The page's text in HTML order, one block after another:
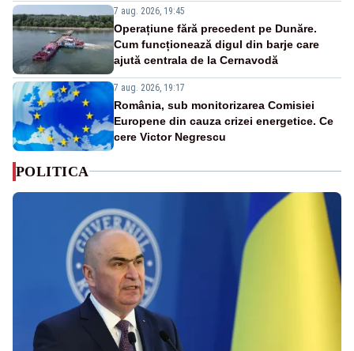
7 aug. 2026, 19:45
Operațiune fără precedent pe Dunăre.
Cum funcționează digul din barje care
ajută centrala de la Cernavodă
7 aug. 2026, 19:17
România, sub monitorizarea Comisiei
Europene din cauza crizei energetice. Ce
cere Victor Negrescu
POLITICA